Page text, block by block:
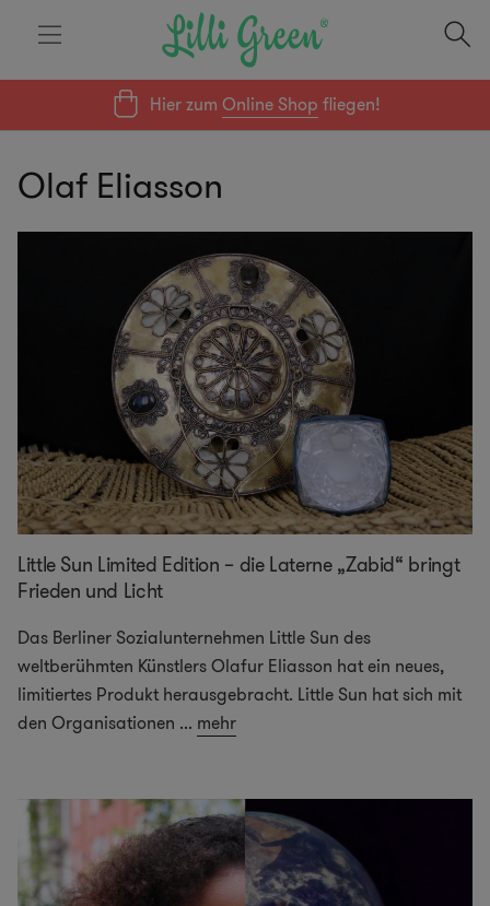
Hier zumOnline Shop fliegen!
Olaf Eliasson
Little Sun Limited Edition – die Laterne „Zabid“ bringt
Frieden und Licht
Das Berliner Sozialunternehmen Little Sun des
weltberühmten Künstlers Olafur Eliasson hat ein neues,
limitiertes Produkt herausgebracht. Little Sun hat sich mit
den Organisationen ... mehr